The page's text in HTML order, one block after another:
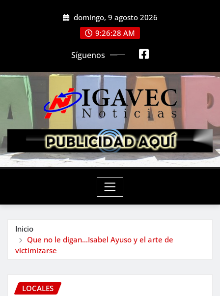
domingo, 9 agosto 2026
9:26:30 AM
Síguenos
Inicio
Que no le digan…Isabel Ayuso y el arte de
victimizarse
LOCALES